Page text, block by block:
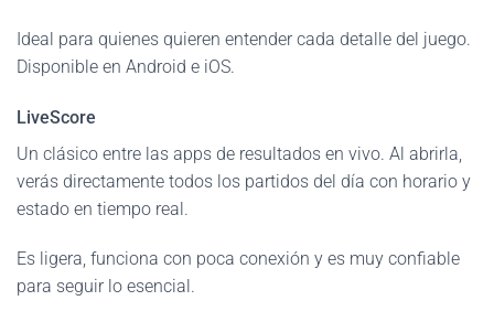
Ideal para quienes quieren entender cada detalle del juego.
Disponible en Android e iOS.
LiveScore
Un clásico entre las apps de resultados en vivo. Al abrirla,
verás directamente todos los partidos del día con horario y
estado en tiempo real.
Es ligera, funciona con poca conexión y es muy confiable
para seguir lo esencial.